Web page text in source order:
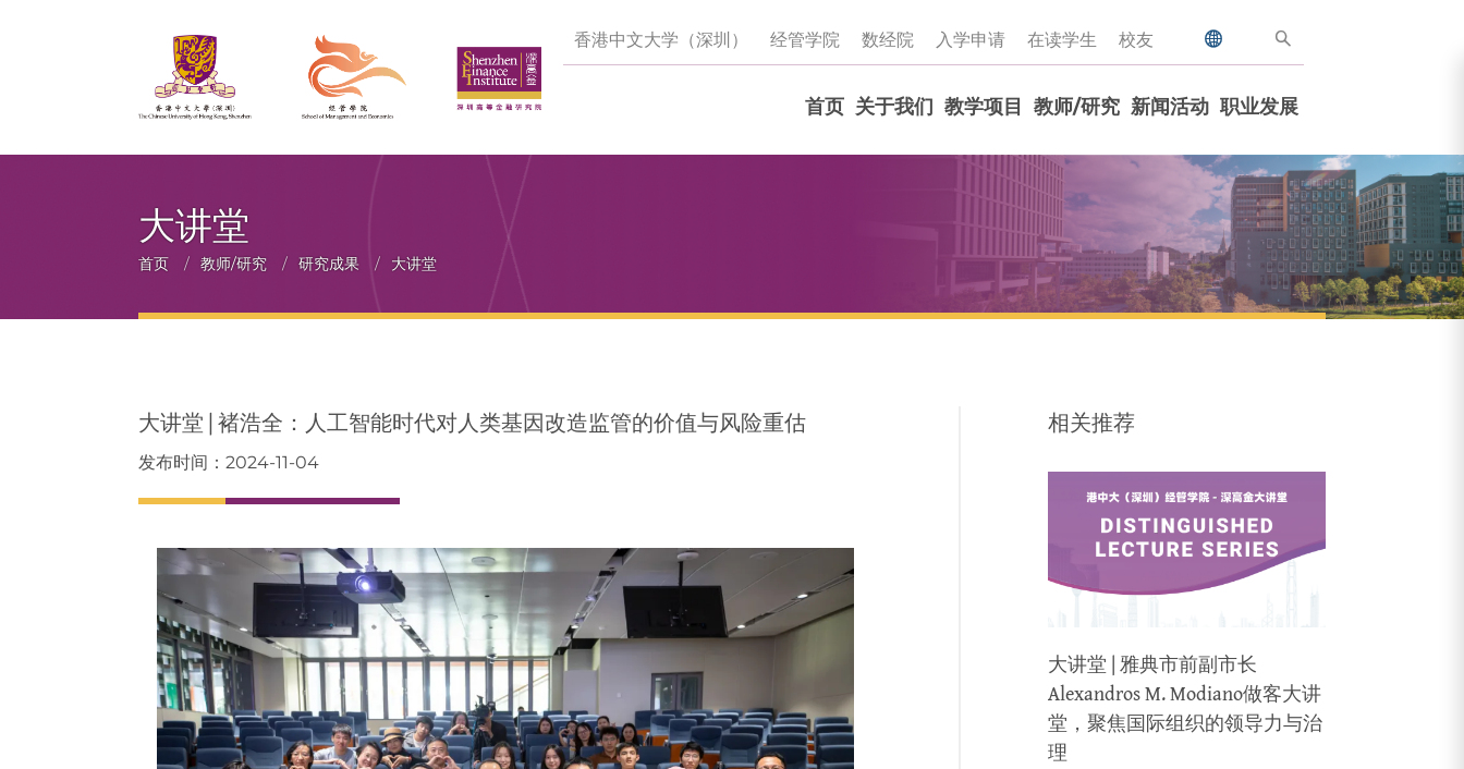
香港中文大学（深圳） 经管学院 数经院 入学申请 在读学生 校友
首页 关于我们 教学项目 教师/研究 新闻活动 职业发展
大讲堂
面
包
首页 / 教师/研究 / 研究成果 / 大讲堂
大讲堂 | 褚浩全：人工智能时代对人类基因改造监管的价值与风险重估
发布时间：2024-11-04
相关推荐
大讲堂 | 雅典市前副市长
Alexandros M. Modiano做客大讲
堂，聚焦国际组织的领导力与治
理